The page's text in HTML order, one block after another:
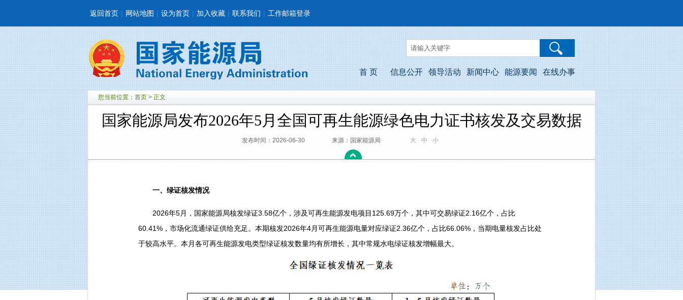
返回首页 | 网站地图 | 设为首页 | 加入收藏 | 联系我们 | 工作邮箱登录
首 页 信息公开 领导活动 新闻中心 能源要闻 在线办事
您当前位置： 首页 > 正文
国家能源局发布2026年5月全国可再生能源绿色电力证书核发及交易数据
发布时间：2026-06-30 来源：国家能源局 大 中 小
一、绿证核发情况
2026年5月，国家能源局核发绿证3.58亿个，涉及可再生能源发电项目125.69万个，其中可交易绿证2.16亿个，占比
60.41%，市场化流通绿证供给充足。本期核发2026年4月可再生能源电量对应绿证2.36亿个，占比66.06%，当期电量核发占比处
于较高水平。本月各可再生能源发电类型绿证核发数量均有所增长，其中常规水电绿证核发增幅最大。